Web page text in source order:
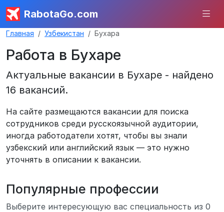
RabotaGo.com
Главная Узбекистан Бухара
Работа в Бухаре
Актуальные вакансии в Бухаре - найдено
16 вакансий.
На сайте размещаются вакансии для поиска
сотрудников среди русскоязычной аудитории,
иногда работодатели хотят, чтобы вы знали
узбекский или английский язык — это нужно
уточнять в описании к вакансии.
Популярные профессии
Выберите интересующую вас специальность из 0